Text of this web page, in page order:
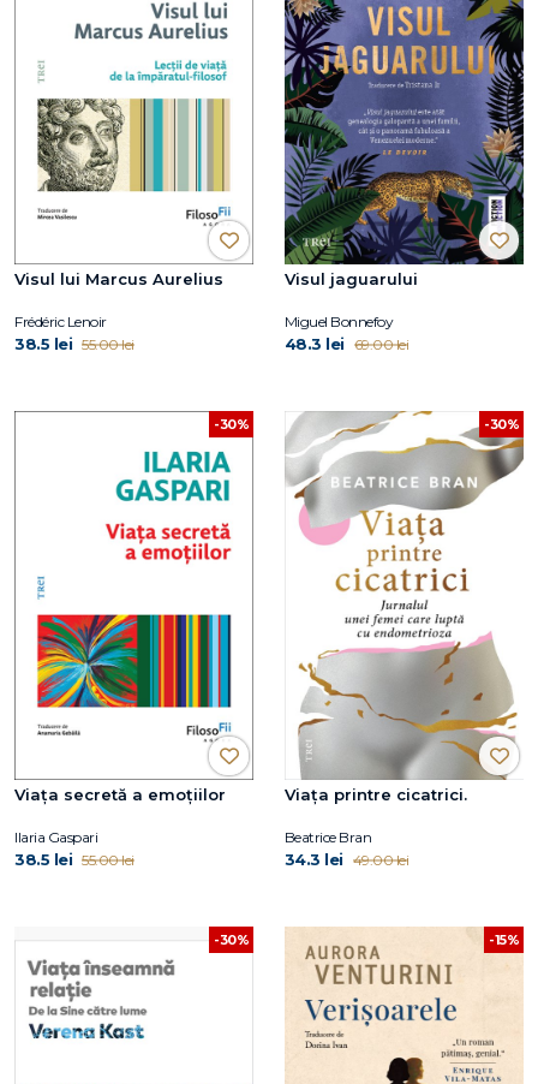
Visul lui Marcus Aurelius
Frédéric Lenoir
38.5 lei 55.00 lei
Visul jaguarului
Miguel Bonnefoy
48.3 lei 69.00 lei
-30%
Viața secretă a emoțiilor
Ilaria Gaspari
38.5 lei 55.00 lei
-30%
Viaţa printre cicatrici.
Beatrice Bran
34.3 lei 49.00 lei
-30% -15%